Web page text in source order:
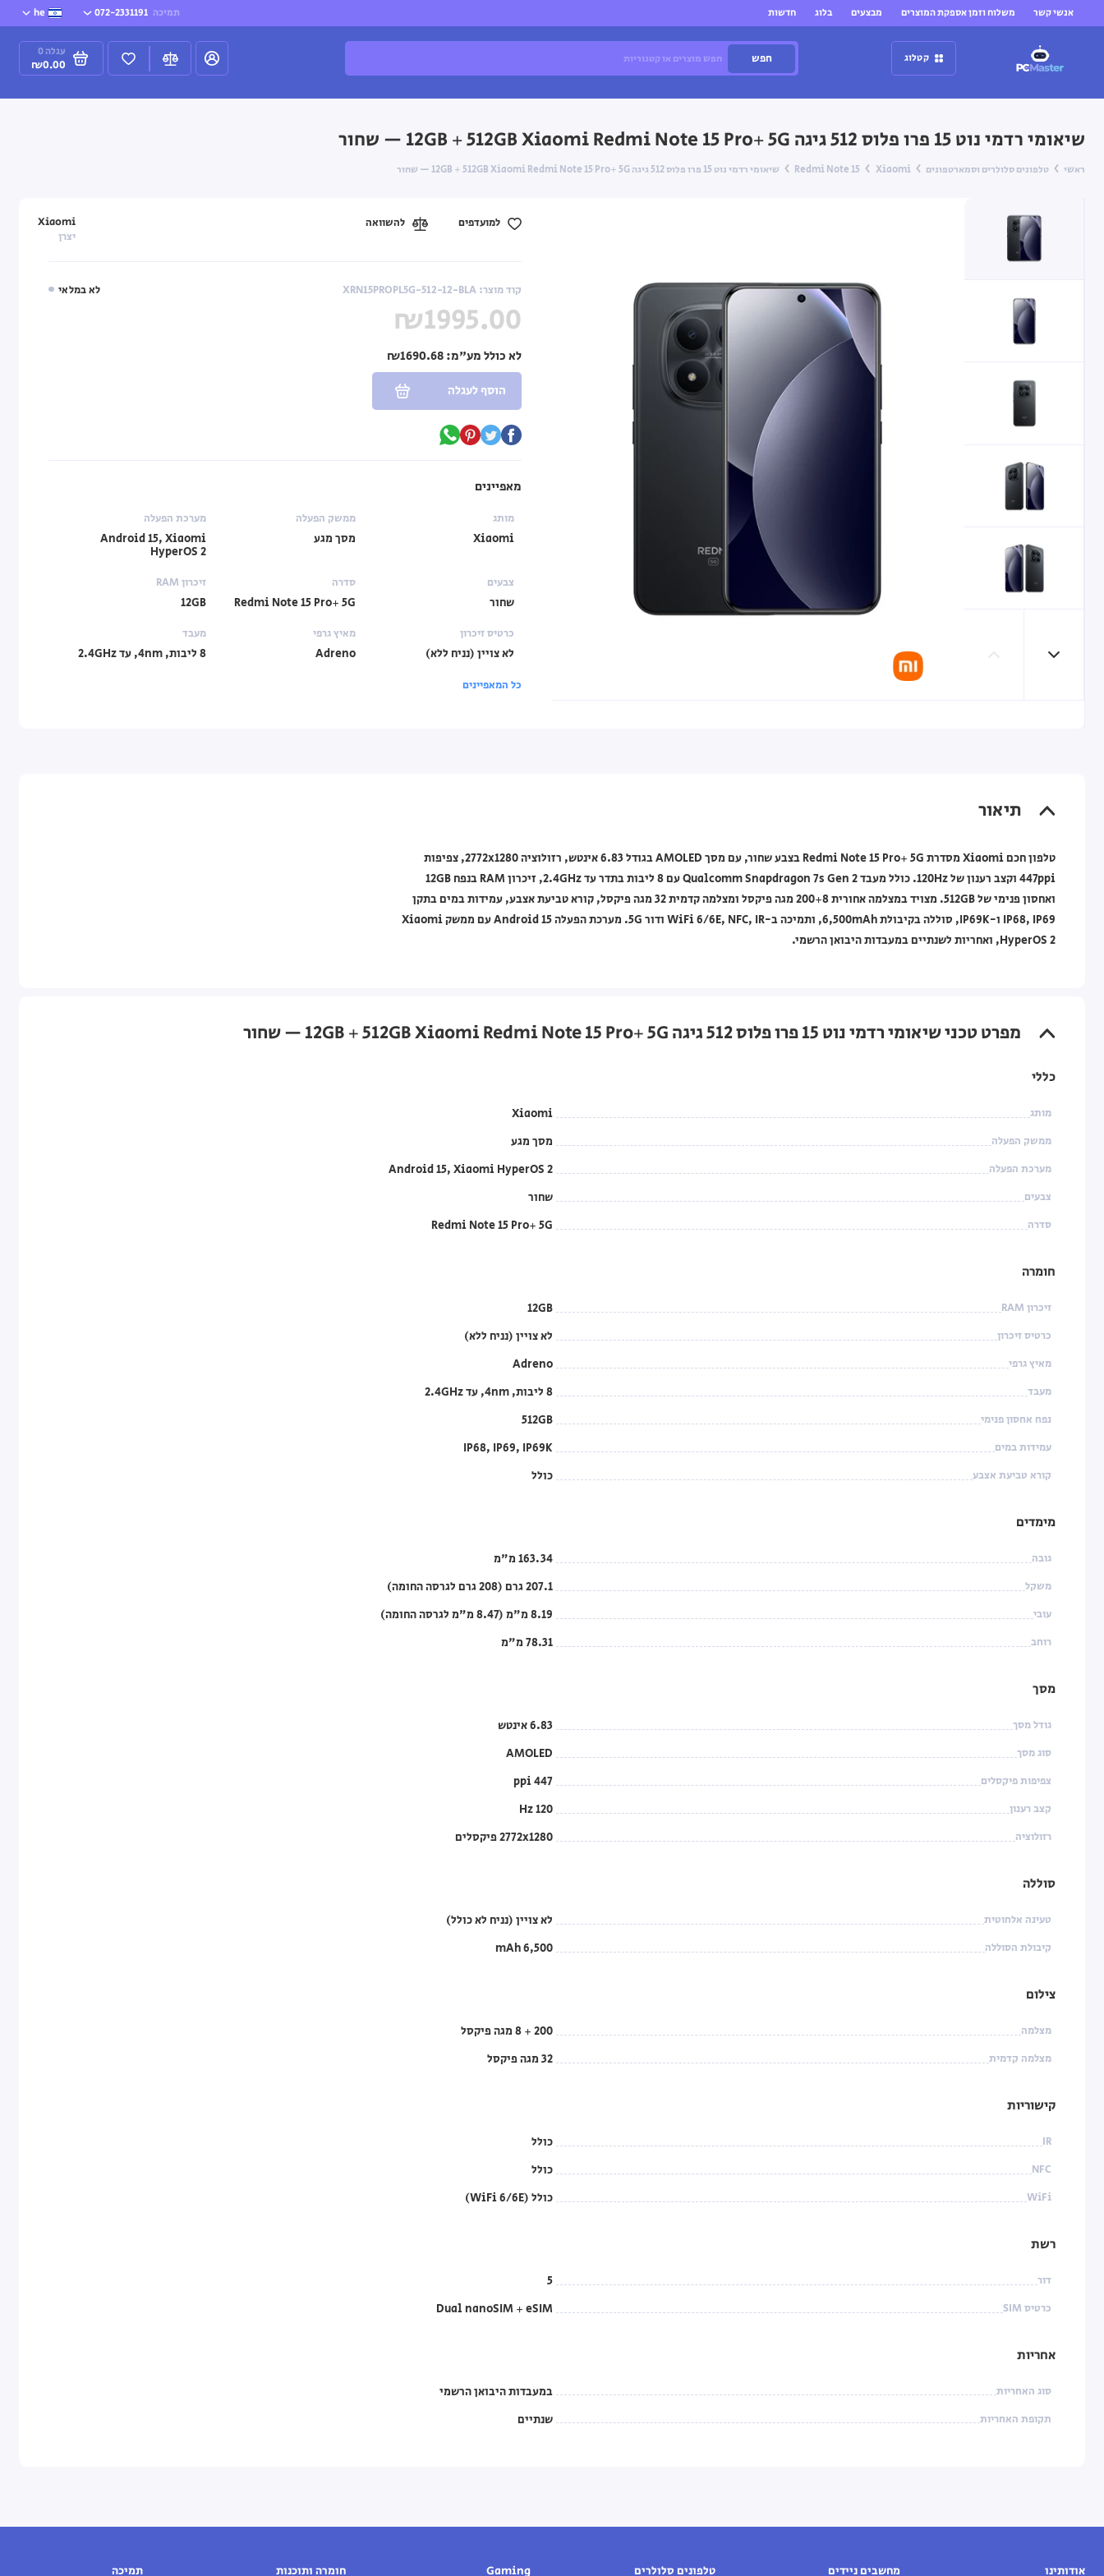
אנשי קשר משלוח וזמן אספקת המוצרים מבצעים בלוג חדשות תמיכה 072-2331191
he
קטלוג חפש עגלה 0
₪0.00
שיאומי רדמי נוט 15 פרו פלוס 512 גיגה Xiaomi Redmi Note 15 Pro+ 5G ‏12GB + 512GB — שחור
ראשי טלפונים סלולרים וסמארטפונים Xiaomi
Redmi Note 15 שיאומי רדמי נוט 15 פרו פלוס 512 גיגה Xiaomi Redmi Note 15 Pro+ 5G ‏12GB + 512GB — שחור
לא במלאי קוד מוצר: XRN15PROPL5G-512-12-BLA
Xiaomi
יצרן
₪1995.00
לא כולל מע"מ:
הוסף לעגלה
למועדפים להשוואה
מאפיינים
מותג
Xiaomi
ממשק הפעלה
מסך מגע
מערכת הפעלה
Android 15, Xiaomi
HyperOS 2
צבעים
שחור
סדרה
Redmi Note 15 Pro+ 5G
זיכרון RAM
12GB
כרטיס זיכרון
לא צויין (נניח ללא)
מאיץ גרפי
Adreno
מעבד
8 ליבות, 4nm, עד 2.4GHz
כל המאפיינים
תיאור
טלפון חכם Xiaomi מסדרת Redmi Note 15 Pro+ 5G בצבע שחור, עם מסך AMOLED בגודל 6.83 אינטש, רזולוציה 2772x1280, צפיפות
447ppi וקצב רענון של 120Hz. כולל מעבד Qualcomm Snapdragon 7s Gen 2 עם 8 ליבות בתדר עד 2.4GHz, זיכרון RAM בנפח 12GB
ואחסון פנימי של 512GB. מצויד במצלמה אחורית 200+8 מגה פיקסל ומצלמה קדמית 32 מגה פיקסל, קורא טביעת אצבע, עמידות במים בתקן
IP68, IP69 ו-IP69K, סוללה בקיבולת 6,500mAh, ותמיכה ב-WiFi 6/6E, NFC, IR ודור 5G. מערכת הפעלה Android 15 עם ממשק Xiaomi
HyperOS 2, ואחריות לשנתיים במעבדות היבואן הרשמי.
מפרט טכני שיאומי רדמי נוט 15 פרו פלוס 512 גיגה Xiaomi Redmi Note 15 Pro+ 5G ‏12GB + 512GB — שחור
כללי
מותג Xiaomi
ממשק הפעלה מסך מגע
מערכת הפעלה Android 15, Xiaomi HyperOS 2
צבעים שחור
סדרה Redmi Note 15 Pro+ 5G
חומרה
זיכרון RAM 12GB
כרטיס זיכרון לא צויין (נניח ללא)
מאיץ גרפי Adreno
מעבד 8 ליבות, 4nm, עד 2.4GHz
נפח אחסון פנימי 512GB
עמידות במים IP68, IP69, IP69K
קורא טביעת אצבע כולל
מימדים
גובה 163.34 מ"מ
משקל 207.1 גרם (208 גרם לגרסה החומה)
עובי 8.19 מ"מ (8.47 מ"מ לגרסה החומה)
רוחב 78.31 מ"מ
מסך
גודל מסך 6.83 אינטש
סוג מסך AMOLED
צפיפות פיקסלים 447 ppi
קצב רענון 120 Hz
רזולוציה 2772x1280 פיקסלים
סוללה
טעינה אלחוטית לא צויין (נניח לא כולל)
קיבולת הסוללה 6,500 mAh
צילום
מצלמה 200 + 8 מגה פיקסל
מצלמה קדמית 32 מגה פיקסל
קישוריות
IR כולל
NFC כולל
WiFi כולל (WiFi 6/6E)
רשת
דור 5
כרטיס SIM Dual nanoSIM + eSIM
אחריות
סוג האחריות במעבדות היבואן הרשמי
תקופת האחריות שנתיים
אודותינו מחשבים ניידים טלפונים סלולרים Gaming חומרה ותוכנות תמיכה